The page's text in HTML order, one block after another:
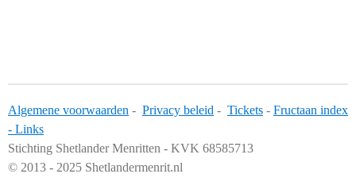
Algemene voorwaarden - Privacy beleid - Tickets - Fructaan index
- Links
Stichting Shetlander Menritten - KVK 68585713
© 2013 - 2025 Shetlandermenrit.nl